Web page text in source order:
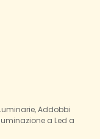
Addobbi
a Led a